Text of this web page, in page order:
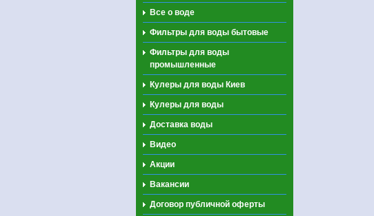
Все о воде
Фильтры для воды бытовые
Фильтры для воды
промышленные
Кулеры для воды Киев
Кулеры для воды
Доставка воды
Видео
Акции
Вакансии
Договор публичной оферты